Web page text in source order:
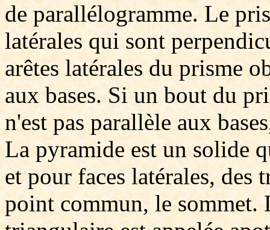
de parallélogramme. Le
latérales qui sont
arêtes latérales du prisme
aux bases. Si un bout du
n'est pas parallèle aux
La pyramide est un solide
et pour faces latérales, des
point commun, le sommet.